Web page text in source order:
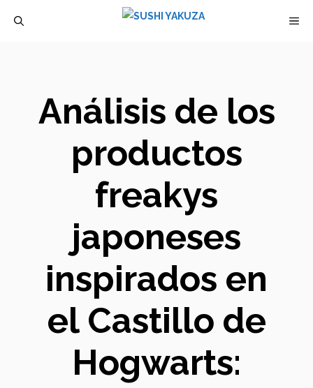
Análisis de los
productos
freakys
japoneses
inspirados en
el Castillo de
Hogwarts: